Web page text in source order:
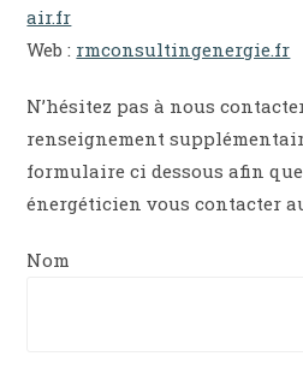
air.fr
Web : rmconsultingenergie.fr
N’hésitez pas à nous
renseignement
formulaire ci dessous afin
énergéticien vous contacter
Nom